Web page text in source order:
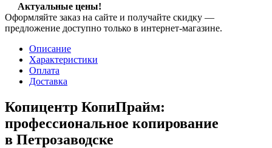
Актуальные цены!
Оформляйте заказ на сайте и получайте скидку —
предложение доступно только в интернет‑магазине.
Описание
Характеристики
Оплата
Доставка
Копицентр КопиПрайм:
профессиональное копирование
в Петрозаводске